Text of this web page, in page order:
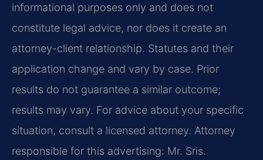
informational purposes only and does not
constitute legal advice, nor does it create an
attorney-client relationship. Statutes and their
application change and vary by case. Prior
results do not guarantee a similar outcome;
results may vary. For advice about your specific
situation, consult a licensed attorney. Attorney
responsible for this advertising: Mr. Sris.